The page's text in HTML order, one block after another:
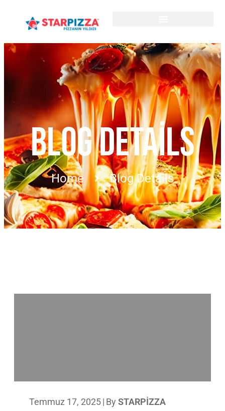
BLOG DETAILS
Home Blog Details
Temmuz 17, 2025| By STARPIZZA